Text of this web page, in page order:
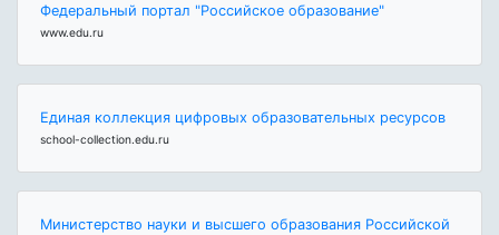
Федеральный портал "Российское образование"
www.edu.ru
Единая коллекция цифровых образовательных ресурсов
school-collection.edu.ru
Министерство науки и высшего образования Российской